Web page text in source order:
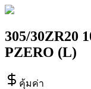
305/30ZR20
PZERO (L)
คุ้มค่า